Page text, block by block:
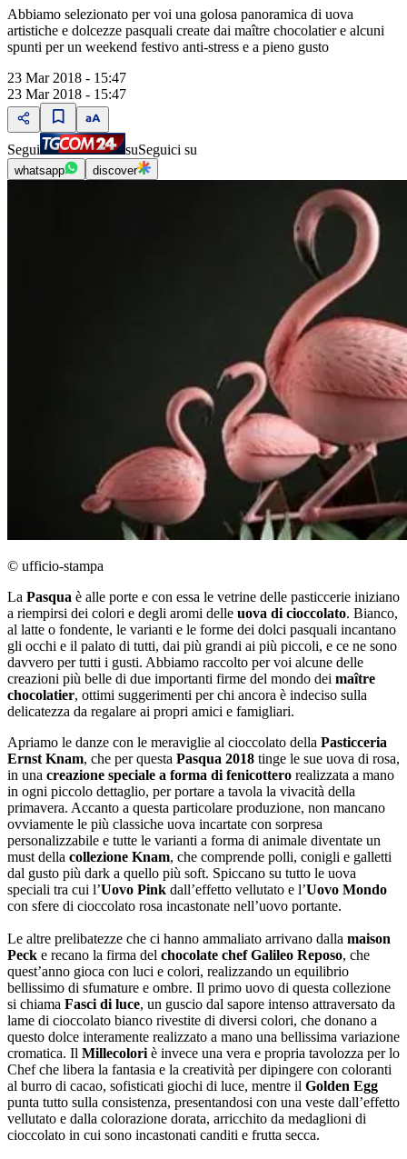
Abbiamo selezionato per voi una golosa panoramica di uova
artistiche e dolcezze pasquali create dai maître chocolatier e alcuni
spunti per un weekend festivo anti-stress e a pieno gusto
23 Mar 2018 - 15:47
23 Mar 2018 - 15:47
Segui suSeguici su
whatsapp discover
© ufficio-stampa
La Pasqua è alle porte e con essa le vetrine delle pasticcerie iniziano
a riempirsi dei colori e degli aromi delle uova di cioccolato. Bianco,
al latte o fondente, le varianti e le forme dei dolci pasquali incantano
gli occhi e il palato di tutti, dai più grandi ai più piccoli, e ce ne sono
davvero per tutti i gusti. Abbiamo raccolto per voi alcune delle
creazioni più belle di due importanti firme del mondo dei maître
chocolatier, ottimi suggerimenti per chi ancora è indeciso sulla
delicatezza da regalare ai propri amici e famigliari.
Apriamo le danze con le meraviglie al cioccolato della Pasticceria
Ernst Knam, che per questa Pasqua 2018 tinge le sue uova di rosa,
in una creazione speciale a forma di fenicottero realizzata a mano
in ogni piccolo dettaglio, per portare a tavola la vivacità della
primavera. Accanto a questa particolare produzione, non mancano
ovviamente le più classiche uova incartate con sorpresa
personalizzabile e tutte le varianti a forma di animale diventate un
must della collezione Knam, che comprende polli, conigli e galletti
dal gusto più dark a quello più soft. Spiccano su tutto le uova
speciali tra cui l’Uovo Pink dall’effetto vellutato e l’Uovo Mondo
con sfere di cioccolato rosa incastonate nell’uovo portante.
Le altre prelibatezze che ci hanno ammaliato arrivano dalla maison
Peck e recano la firma del chocolate chef Galileo Reposo, che
quest’anno gioca con luci e colori, realizzando un equilibrio
bellissimo di sfumature e ombre. Il primo uovo di questa collezione
si chiama Fasci di luce, un guscio dal sapore intenso attraversato da
lame di cioccolato bianco rivestite di diversi colori, che donano a
questo dolce interamente realizzato a mano una bellissima variazione
cromatica. Il Millecolori è invece una vera e propria tavolozza per lo
Chef che libera la fantasia e la creatività per dipingere con coloranti
al burro di cacao, sofisticati giochi di luce, mentre il Golden Egg
punta tutto sulla consistenza, presentandosi con una veste dall’effetto
vellutato e dalla colorazione dorata, arricchito da medaglioni di
cioccolato in cui sono incastonati canditi e frutta secca.